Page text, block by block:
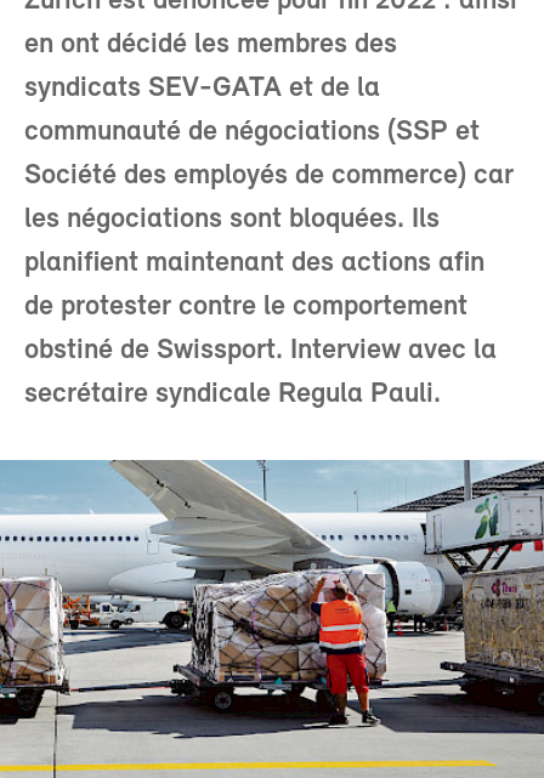
en ont décidé les membres des
syndicats SEV-GATA et de la
communauté de négociations (SSP et
Société des employés de commerce) car
les négociations sont bloquées. Ils
planifient maintenant des actions afin
de protester contre le comportement
obstiné de Swissport. Interview avec la
secrétaire syndicale Regula Pauli.